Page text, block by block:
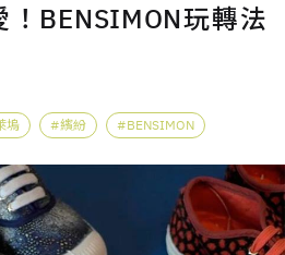
BENSIMON玩轉法
塢 繽紛 BENSIMON